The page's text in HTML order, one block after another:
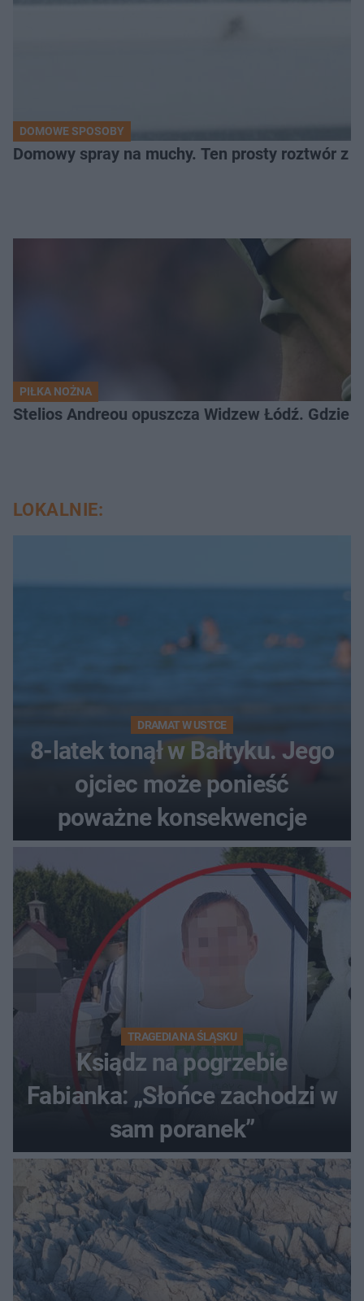
DOMOWE SPOSOBY
Domowy spray na muchy. Ten prosty roztwór z
PIŁKA NOŻNA
Stelios Andreou opuszcza Widzew Łódź. Gdzie
LOKALNIE:
DRAMAT W USTCE
8-latek tonął w Bałtyku. Jego
ojciec może ponieść
poważne konsekwencje
TRAGEDIA NA ŚLĄSKU
Ksiądz na pogrzebie
Fabianka: „Słońce zachodzi w
sam poranek”